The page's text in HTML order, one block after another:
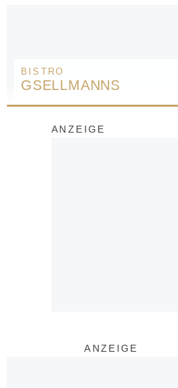
BISTRO
GSELLMANNS
ANZEIGE
ANZEIGE